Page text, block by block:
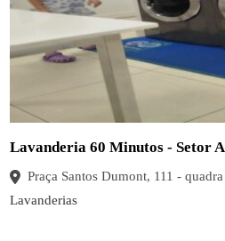
Lavanderia 60 Minutos - Setor
Lavanderias